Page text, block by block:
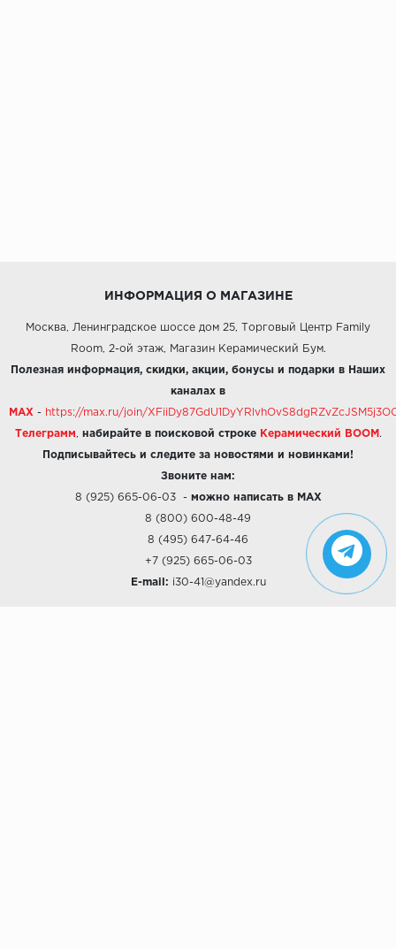
ИНФОРМАЦИЯ О МАГАЗИНЕ
Москва, Ленинградское шоссе дом 25, Торговый Центр Family
Room, 2-ой этаж, Магазин Керамический Бум.
Полезная информация, скидки, акции, бонусы и подарки в Наших
каналах в
MAX - https://max.ru/join/
Телеграмм набирайте в поисковой строке Керамический BOOM .
Подписывайтесь и следите за новостями и новинками!
Звоните нам:
8 (925) 665-06-03- можно написать в MAX
8 (800) 600-48-49
8 (495) 647-64-46
+7 (925) 665-06-03
E-mail: i30-41@yandex.ru